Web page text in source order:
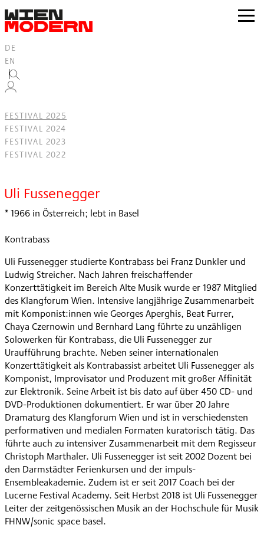
springen
zur
DE
EN
FESTIVAL 2025
FESTIVAL 2024
FESTIVAL 2023
FESTIVAL 2022
Uli Fussenegger
* 1966 in Österreich; lebt in Basel
Kontrabass
Uli Fussenegger studierte Kontrabass bei Franz Dunkler und
Ludwig Streicher. Nach Jahren freischaffender
Konzerttätigkeit im Bereich Alte Musik wurde er 1987 Mitglied
des Klangforum Wien. Intensive langjährige Zusammenarbeit
mit Komponist:innen wie Georges Aperghis, Beat Furrer,
Chaya Czernowin und Bernhard Lang führte zu unzähligen
Solowerken für Kontrabass, die Uli Fussenegger zur
Uraufführung brachte. Neben seiner internationalen
Konzerttätigkeit als Kontrabassist arbeitet Uli Fussenegger als
Komponist, Improvisator und Produzent mit großer Affinität
zur Elektronik. Seine Arbeit ist bis dato auf über 450 CD- und
DVD-Produktionen dokumentiert. Er war über 20 Jahre
Dramaturg des Klangforum Wien und ist in verschiedensten
performativen und medialen Formaten kuratorisch tätig. Das
führte auch zu intensiver Zusammenarbeit mit dem Regisseur
Christoph Marthaler. Uli Fussenegger ist seit 2002 Dozent bei
den Darmstädter Ferienkursen und der impuls-
Ensembleakademie. Zudem ist er seit 2017 Coach bei der
Lucerne Festival Academy. Seit Herbst 2018 ist Uli Fussenegger
Leiter der zeitgenössischen Musik an der Hochschule für Musik
FHNW/sonic space basel.